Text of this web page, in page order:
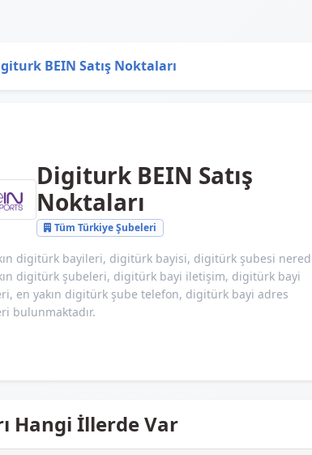
BEIN Satış Noktaları
Digiturk BEIN Satış
Noktaları
Tüm Türkiye Şubeleri
digitürk bayileri, digitürk bayisi, digitürk şubesi
digitürk şubeleri, digitürk bayi iletişim, digitürk bayi
en yakın digitürk şube telefon, digitürk bayi adres
bulunmaktadır.
Hangi İllerde Var